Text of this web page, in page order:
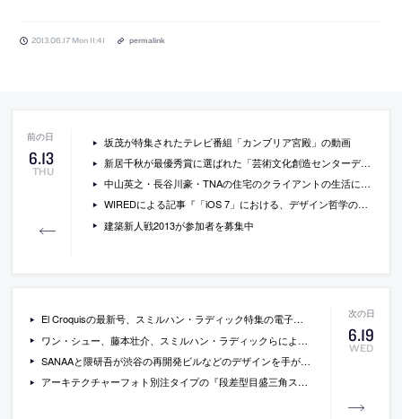
2013.06.17 Mon 11:41 permalink
6.13
THU
坂茂が特集されたテレビ番組「カンブリア宮殿」の動画
新居千秋が最優秀賞に選ばれた「芸術文化創造センターデザインプロポーザル」の画像や、第三次審査まで残っていたSANAAなどの提案の画像
中山英之・長谷川豪・TNAの住宅のクライアントの生活に注目した展覧会「3人のクライアントと3人の建築家 – 暮らしの時間、家の時間」
WIREDによる記事『「iOS 7」における、デザイン哲学のせめぎ合い』
建築新人戦2013が参加者を募集中
6.19
WED
El Croquisの最新号、スミルハン・ラディック特集の電子書籍版(￥1,512)
ワン・シュー、藤本壮介、スミルハン・ラディックらによるオーストリア・ブレゲンツァーヴァルトでバス停をつくるプロジェクト「BUS:STOP Krumbach」の概要
SANAAと隈研吾が渋谷の再開発ビルなどのデザインを手がけることに
アーキテクチャーフォト別注タイプの『段差型目盛三角スケール（30cmタイプ）』